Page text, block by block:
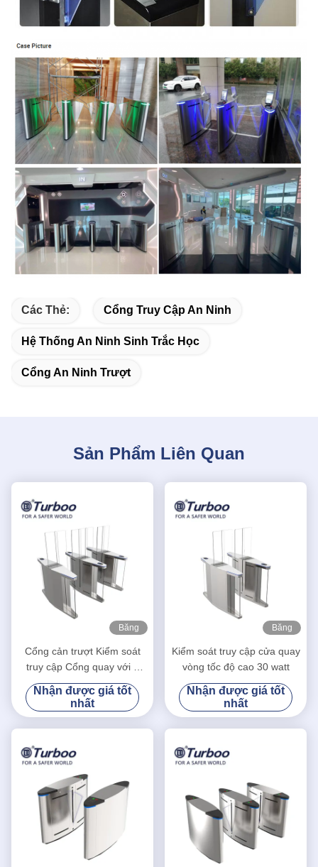
Các Thẻ: Cổng Truy Cập An Ninh
Hệ Thống An Ninh Sinh Trắc Học
Cổng An Ninh Trượt
Sản Phẩm Liên Quan
Băng
Cổng cản trượt Kiểm soát
truy cập Cổng quay với 9
cặp cảm biến hồng ngoại
Nhận được giá tốt
nhất
Băng
Kiểm soát truy cập cửa quay
vòng tốc độ cao 30 watt
Nhận được giá tốt
nhất